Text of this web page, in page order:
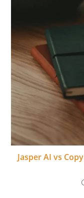
Jasper AI vs